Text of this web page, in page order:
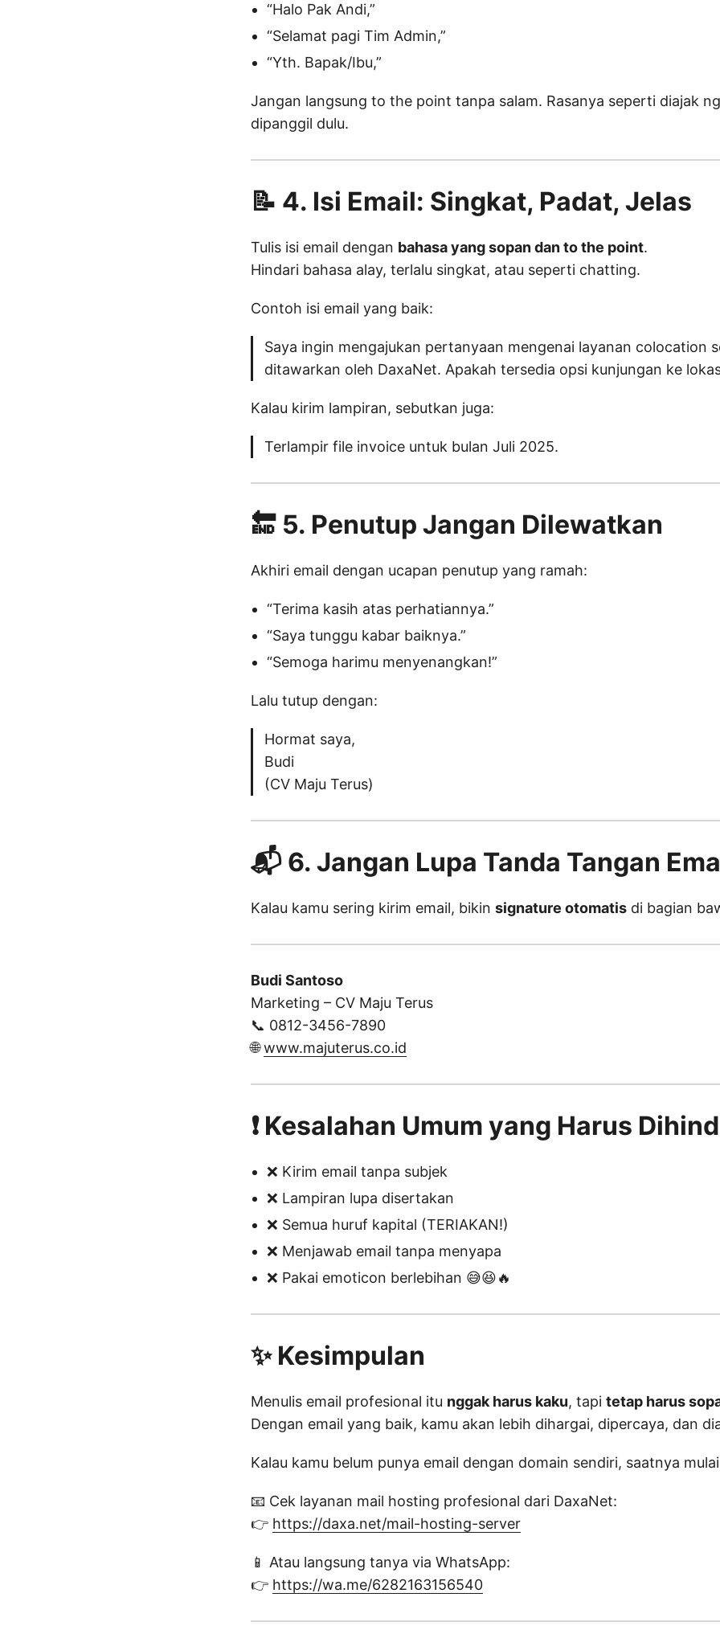
“Halo Pak Andi,”
“Selamat pagi Tim Admin,”
“Yth. Bapak/Ibu,”
Jangan langsung to the point tanpa salam. Rasanya seperti diajak
dipanggil dulu.
📝 4. Isi Email: Singkat, Padat, Jelas
Tulis isi email dengan bahasa yang sopan dan to the point.
Hindari bahasa alay, terlalu singkat, atau seperti chatting.
Contoh isi email yang baik:
Saya ingin mengajukan pertanyaan mengenai layanan colocation
ditawarkan oleh DaxaNet. Apakah tersedia opsi kunjungan ke
Kalau kirim lampiran, sebutkan juga:
Terlampir file invoice untuk bulan Juli 2025.
🔚 5. Penutup Jangan Dilewatkan
Akhiri email dengan ucapan penutup yang ramah:
“Terima kasih atas perhatiannya.”
“Saya tunggu kabar baiknya.”
“Semoga harimu menyenangkan!”
Lalu tutup dengan:
Hormat saya,
Budi
(CV Maju Terus)
📬 6. Jangan Lupa Tanda Tangan
Kalau kamu sering kirim email, bikin signature otomatis di bagian
Budi Santoso
Marketing – CV Maju Terus
📞 0812-3456-7890
🌐www.majuterus.co.id
❗ Kesalahan Umum yang Harus
❌ Kirim email tanpa subjek
❌ Lampiran lupa disertakan
❌ Semua huruf kapital (TERIAKAN!)
❌ Menjawab email tanpa menyapa
❌ Pakai emoticon berlebihan 😅😆🔥
✨ Kesimpulan
Menulis email profesional itu nggak harus kaku, tapi tetap harus
Dengan email yang baik, kamu akan lebih dihargai, dipercaya, dan
Kalau kamu belum punya email dengan domain sendiri, saatnya
📧 Cek layanan mail hosting profesional dari DaxaNet:
👉 https://daxa.net/mail-hosting-server
📱 Atau langsung tanya via WhatsApp:
👉 https://wa.me/6282163156540